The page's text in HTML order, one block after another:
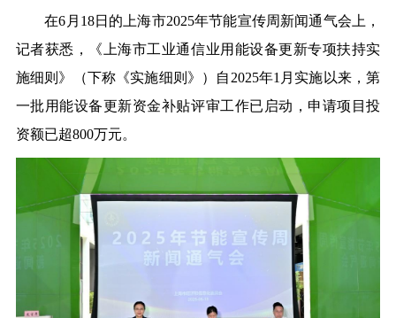
在6月18日的上海市2025年节能宣传周新闻通气会上，
记者获悉，《上海市工业通信业用能设备更新专项扶持实
施细则》（下称《实施细则》）自2025年1月实施以来，第
一批用能设备更新资金补贴评审工作已启动，申请项目投
资额已超800万元。